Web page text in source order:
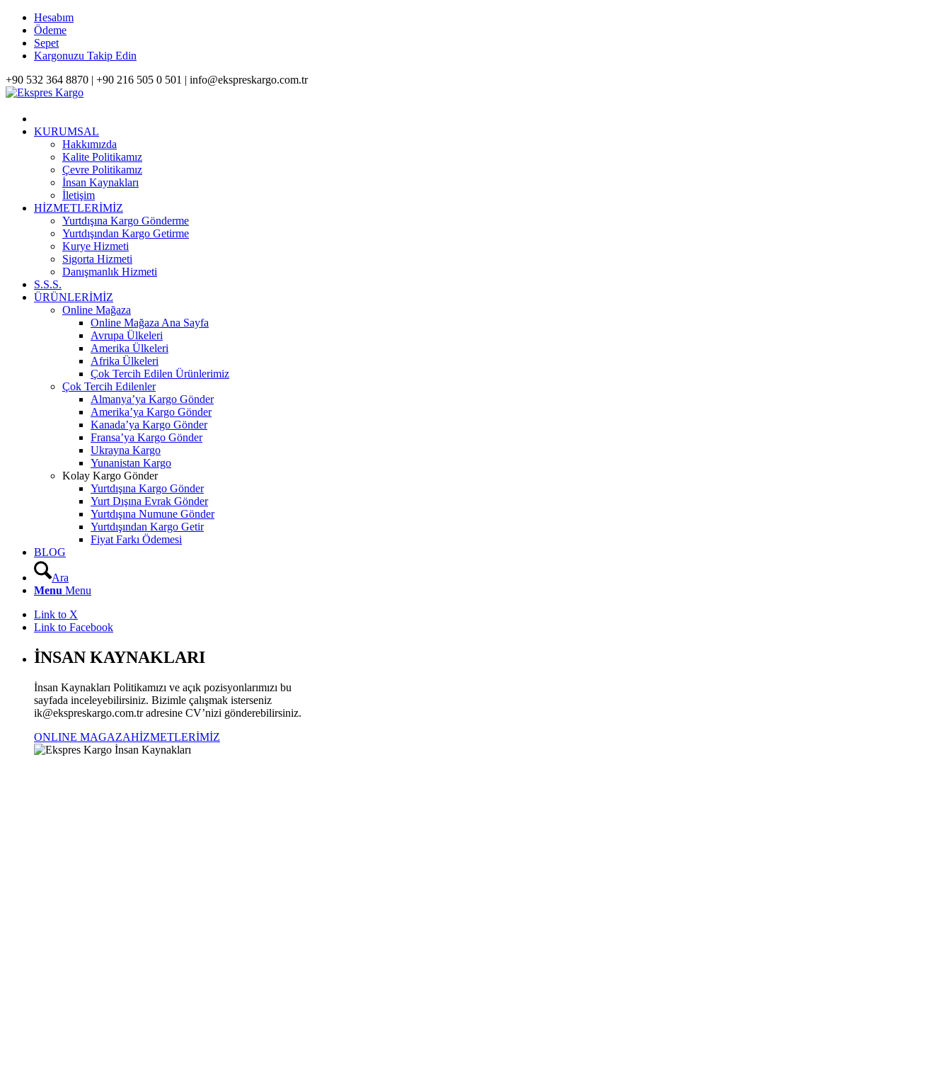
Hesabım
Ödeme
Sepet
Kargonuzu Takip Edin
+90 532 364 8870 | +90 216 505 0 501 | info@ekspreskargo.com.tr
KURUMSAL
Hakkımızda
Kalite Politikamız
Çevre Politikamız
İnsan Kaynakları
İletişim
HİZMETLERİMİZ
Yurtdışına Kargo Gönderme
Yurtdışından Kargo Getirme
Kurye Hizmeti
Sigorta Hizmeti
Danışmanlık Hizmeti
S.S.S.
ÜRÜNLERİMİZ
Online Mağaza
Online Mağaza Ana Sayfa
Avrupa Ülkeleri
Amerika Ülkeleri
Afrika Ülkeleri
Çok Tercih Edilen Ürünlerimiz
Çok Tercih Edilenler
Almanya’ya Kargo Gönder
Amerika’ya Kargo Gönder
Kanada’ya Kargo Gönder
Fransa’ya Kargo Gönder
Ukrayna Kargo
Yunanistan Kargo
Kolay Kargo Gönder
Yurtdışına Kargo Gönder
Yurt Dışına Evrak Gönder
Yurtdışına Numune Gönder
Yurtdışından Kargo Getir
Fiyat Farkı Ödemesi
BLOG
Ara
Menu Menu
Link to X
Link to Facebook
İNSAN KAYNAKLARI
İnsan Kaynakları Politikamızı ve açık pozisyonlarımızı bu
sayfada inceleyebilirsiniz. Bizimle çalışmak isterseniz
ik@ekspreskargo.com.tr adresine CV’nizi gönderebilirsiniz.
ONLINE MAGAZAHİZMETLERİMİZ